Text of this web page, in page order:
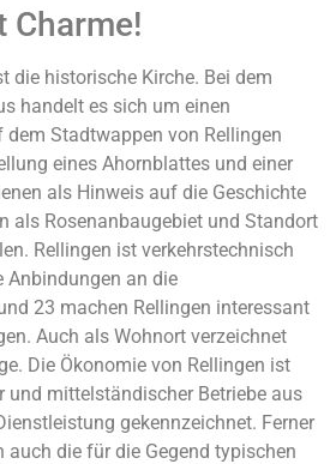
Charme!
die historische Kirche. Bei dem
handelt es sich um einen
dem Stadtwappen von Rellingen
eines Ahornblattes und einer
als Hinweis auf die Geschichte
als Rosenanbaugebiet und Standort
Rellingen ist verkehrstechnisch
Anbindungen an die
23 machen Rellingen interessant
Auch als Wohnort verzeichnet
Die Ökonomie von Rellingen ist
und mittelständischer Betriebe aus
gekennzeichnet. Ferner
die für die Gegend typischen